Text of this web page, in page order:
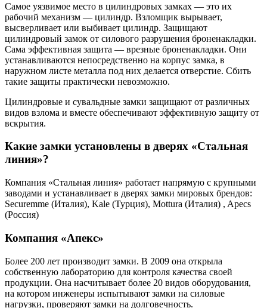
Самое уязвимое место в цилиндровых замках — это их
рабочий механизм — цилиндр. Взломщик вырывает,
высверливает или выбивает цилиндр. Защищают
цилиндровый замок от силового разрушения броненакладки.
Сама эффективная защита — врезные броненакладки. Они
устанавливаются непосредственно на корпус замка, в
наружном листе металла под них делается отверстие. Сбить
такие защиты практически невозможно.
Цилиндровые и сувальдные замки защищают от различных
видов взлома и вместе обеспечивают эффективную защиту от
вскрытия.
Какие замки установлены в дверях «Стальная
линия»?
Компания «Стальная линия» работает напрямую с крупными
заводами и устанавливает в дверях замки мировых брендов:
Securemme (Италия), Kale (Турция), Mottura (Италия) , Apecs
(Россия)
Компания «Апекс»
Более 200 лет производит замки. В 2009 она открыла
собственную лабораторию для контроля качества своей
продукции. Она насчитывает более 20 видов оборудования,
на котором инженеры испытывают замки на силовые
нагрузки, проверяют замки на долговечность.